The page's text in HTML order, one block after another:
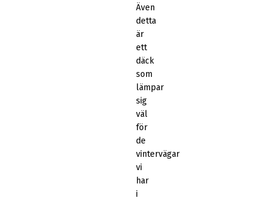
Även
detta
är
ett
däck
som
lämpar
sig
väl
för
de
vintervägar
vi
har
i